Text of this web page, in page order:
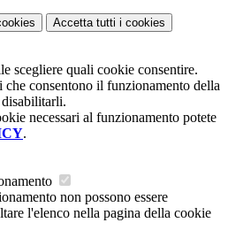
Accetta tutti i cookies
scegliere quali cookie consentire.
che consentono il funzionamento della
necessari al funzionamento potete
.
non possono essere
l'elenco nella pagina della cookie